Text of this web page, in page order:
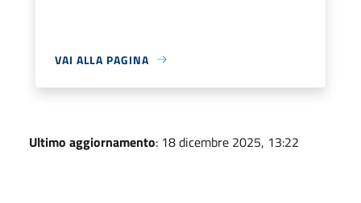
VAI ALLA PAGINA
Ultimo aggiornamento: 18 dicembre 2025, 13:22